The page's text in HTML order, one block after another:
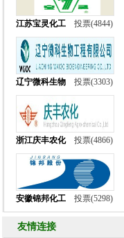
江苏宝灵化工 投票(4844)
辽宁微科生物 投票(3303)
浙江庆丰农化 投票(4866)
安徽锦邦化工 投票(5298)
友情连接